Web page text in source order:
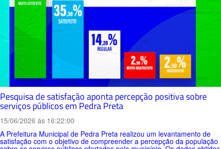
Pesquisa de satisfação aponta percepção positiva sobre
serviços públicos em Pedra Preta
15/06/2026 ás 16:22:00
A Prefeitura Municipal de Pedra Preta realizou um levantamento de
satisfação com o objetivo de compreender a percepção da população